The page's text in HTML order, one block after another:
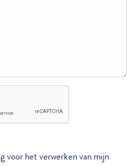
voor het verwerken van mijn